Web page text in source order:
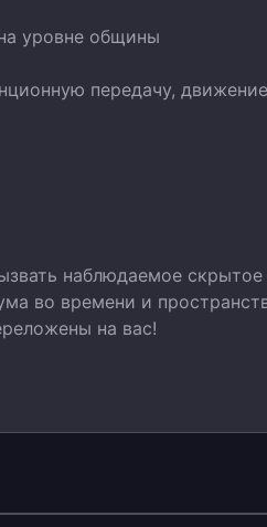
уровне общины
передачу,
наблюдаемое
во времени и
на вас!